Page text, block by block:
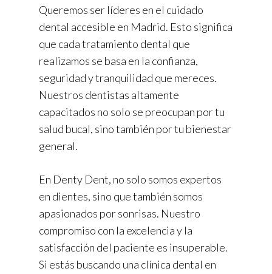
Queremos ser líderes en el cuidado
dental accesible en Madrid. Esto significa
que cada tratamiento dental que
realizamos se basa en la confianza,
seguridad y tranquilidad que mereces.
Nuestros dentistas altamente
capacitados no solo se preocupan por tu
salud bucal, sino también por tu bienestar
general.
En Denty Dent, no solo somos expertos
en dientes, sino que también somos
apasionados por sonrisas. Nuestro
compromiso con la excelencia y la
satisfacción del paciente es insuperable.
Si estás buscando una clínica dental en